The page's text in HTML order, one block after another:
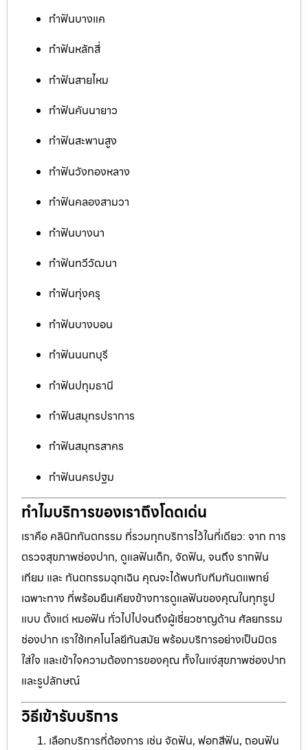
ทำฟันบางแค
ทำฟันหลักสี่
ทำฟันสายไหม
ทำฟันคันนายาว
ทำฟันสะพานสูง
ทำฟันวังทองหลาง
ทำฟันคลองสามวา
ทำฟันบางนา
ทำฟันทวีวัฒนา
ทำฟันทุ่งครุ
ทำฟันบางบอน
ทำฟันนนทบุรี
ทำฟันปทุมธานี
ทำฟันสมุทรปราการ
ทำฟันสมุทรสาคร
ทำฟันนครปฐม
ทำไมบริการของเราถึงโดดเด่น
เราคือ คลินิกทันตกรรม ที่รวมทุกบริการไว้ในที่เดียว: จาก การ
ตรวจสุขภาพช่องปาก, ดูแลฟันเด็ก, จัดฟัน, จนถึง รากฟัน
เทียม และ ทันตกรรมฉุกเฉิน คุณจะได้พบกับทีมทันตแพทย์
เฉพาะทาง ที่พร้อมยืนเคียงข้างการดูแลฟันของคุณในทุกรูป
แบบ ตั้งแต่ หมอฟัน ทั่วไปไปจนถึงผู้เชี่ยวชาญด้าน ศัลยกรรม
ช่องปาก เราใช้เทคโนโลยีทันสมัย พร้อมบริการอย่างเป็นมิตร
ใส่ใจ และเข้าใจความต้องการของคุณ ทั้งในแง่สุขภาพช่องปาก
และรูปลักษณ์
วิธีเข้ารับบริการ
เลือกบริการที่ต้องการ เช่น จัดฟัน, ฟอกสีฟัน, ถอนฟัน